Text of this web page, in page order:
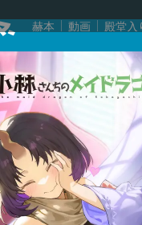
赫本 動画 殿堂入